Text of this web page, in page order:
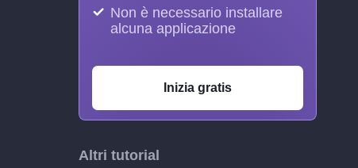
Non è necessario installare
alcuna applicazione
Inizia gratis
Altri tutorial